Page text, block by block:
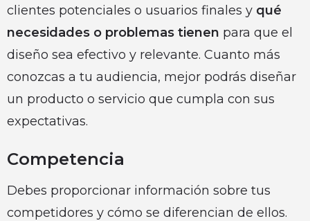
clientes potenciales o usuarios finales y qué
necesidades o problemas tienen para que el
diseño sea efectivo y relevante. Cuanto más
conozcas a tu audiencia, mejor podrás diseñar
un producto o servicio que cumpla con sus
expectativas.
Competencia
Debes proporcionar información sobre tus
competidores y cómo se diferencian de ellos.